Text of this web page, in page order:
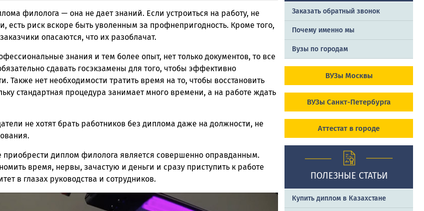
филолога — она не дает знаний. Если устроиться на работу, не
есть риск вскоре быть уволенным за профнепригодность. Кроме того,
опасаются, что их разоблачат.
знания и тем более опыт, нет только документов, то все
сдавать госэкзамены для того, чтобы эффективно
Также нет необходимости тратить время на то, чтобы восстановить
стандартная процедура занимает много времени, а на работе ждать
не хотят брать работников без диплома даже на должности, не
приобрести диплом филолога является совершенно оправданным.
время, нервы, зачастую и деньги и сразу приступить к работе
в глазах руководства и сотрудников.
Заказать обратный звонок
Почему именно мы
Вузы по городам
ВУЗы Москвы
ВУЗы Санкт-Петербурга
Аттестат в городе
ПОЛЕЗНЫЕ СТАТЬИ
Купить диплом в Казахстане